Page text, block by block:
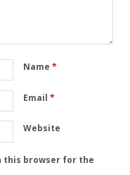
Name *
Email *
Website
this browser for the